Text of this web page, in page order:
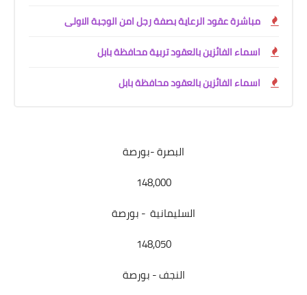
مباشرة عقود الرعاية بصفة رجل امن الوجبة الاولى
اسماء الفائزين بالعقود تربية محافظة بابل
اسماء الفائزين بالعقود محافظة بابل
البصرة -بورصة
148,000
السليمانية - بورصة
148,050
النجف - بورصة